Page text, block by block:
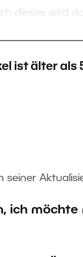
dieses wird
ist älter als
seiner
ich